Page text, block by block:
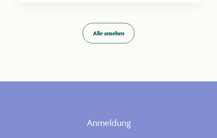
Alle ansehen
Anmeldung